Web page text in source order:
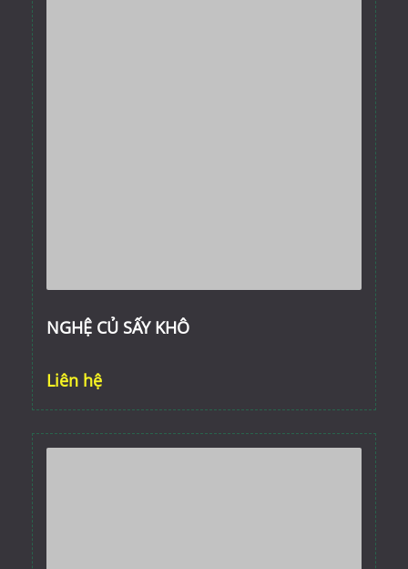
NGHỆ CỦ SẤY KHÔ
Liên hệ